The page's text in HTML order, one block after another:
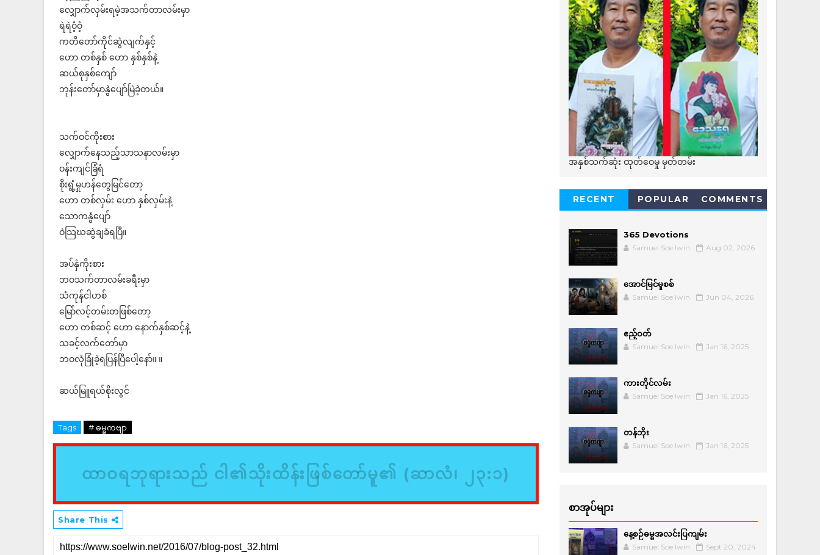
လျှောက်လှမ်းရမဲ့အသက်တာလမ်းမှာ
ရဲရဲဝံ့ဝံ့
ကတိတော်ကိုင်ဆွဲလျက်နှင့်
ဟော တစ်နှစ် ဟော နှစ်နှစ်နဲ့
ဆယ်စုနှစ်ကျော်
ဘုန်းတော်မှာနွဲပျော်မြဲခဲ့တယ်။
သက်ဝင်ကိုးစား
လျှောက်နေသည့်သာသနာလမ်းမှာ
ဝန်းကျင်ခြံရံ
စိုးရွံ့မှုဟန်တွေမြင်တော့
ဟော တစ်လှမ်း ဟော နှစ်လှမ်းနဲ့
သောကနွံပျော်
ဝဲသြဃဆွဲချခံရပြီ။
အပ်နှံကိုးစား
ဘဝသက်တာလမ်းခရီးမှာ
သံကုန်ငါဟစ်
မြော်လင့်တမ်းတဖြစ်တော့
ဟော တစ်ဆင့် ဟော နောက်နှစ်ဆင့်နဲ့
သခင့်လက်တော်မှာ
ဘဝလုံခြုံခဲ့ရပြန်ပြီပေါ့နော်။ ။
ဆယ်မြူရယ်စိုးလွင်
Tags # ဓမ္မကဗျာ
ထာဝရဘုရားသည် ငါ၏သိုးထိန်းဖြစ်တော်မူ၏ (ဆာလံ၊ ၂၃:၁)
Share This
အနှစ်သက်ဆုံး ထုတ်ဝေမှု မှတ်တမ်း
RECENT POPULAR COMMENTS
365 Devotions
Samuel Soe lwin Aug 02, 2026
အောင်မြင်မှုစစ်
Samuel Soe lwin Jun 04, 2026
ဧည့်ဝတ်
Samuel Soe lwin Jan 16, 2025
ကားတိုင်လမ်း
Samuel Soe lwin Jan 16, 2025
တန်ဘိုး
Samuel Soe lwin Jan 16, 2025
စာအုပ်များ
နေ့စဉ်ဓမ္မအလင်းပြကျမ်း
Samuel Soe lwin Sept 20, 2024